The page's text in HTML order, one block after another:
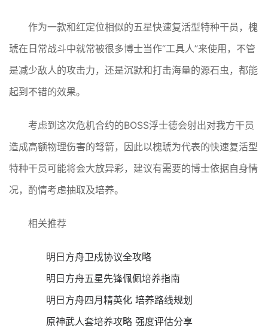
作为一款和红定位相似的五星快速复活型特种干员，槐
琥在日常战斗中就常被很多博士当作“工具人”来使用，不管
是减少敌人的攻击力，还是沉默和打击海量的源石虫，都能
起到不错的效果。
考虑到这次危机合约的BOSS浮士德会射出对我方干员
造成高额物理伤害的弩箭，因此以槐琥为代表的快速复活型
特种干员可能将会大放异彩，建议有需要的博士依据自身情
况，酌情考虑抽取及培养。
相关推荐
明日方舟卫戍协议全攻略
明日方舟五星先锋佩佩培养指南
明日方舟四月精英化 培养路线规划
原神武人套培养攻略 强度评估分享